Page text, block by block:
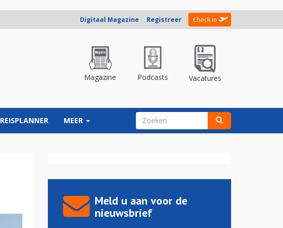
Digitaal Magazine Registreer Check in
Magazine Podcasts Vacatures
REISPLANNER MEER ZOEKVELD
Meld u aan voor de
nieuwsbrief